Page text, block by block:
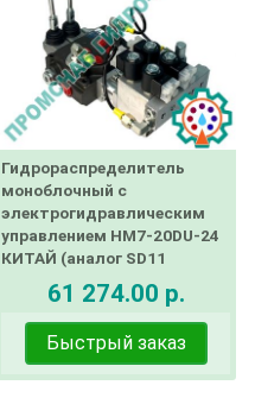
Гидрораспределитель
моноблочный с
электрогидравлическим
управлением HM7-20DU-24
КИТАЙ (аналог SD11
Walvoil)61 274.00 р.
Быстрый заказ